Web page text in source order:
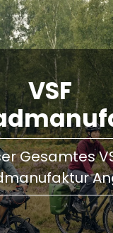
VSF
Gesamtes